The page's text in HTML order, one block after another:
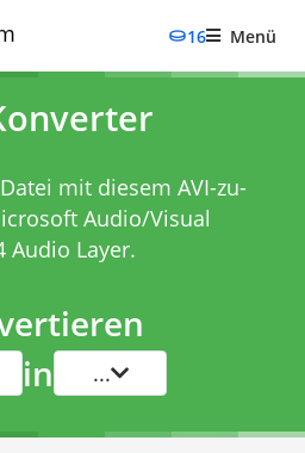
16 Menü
mit diesem AVI-zu-
Audio/Visual
Audio Layer.
in ...